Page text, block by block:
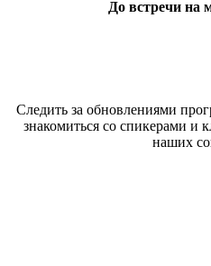
До встречи на
Следить за обновлениями
знакомиться со спикерами и
наших